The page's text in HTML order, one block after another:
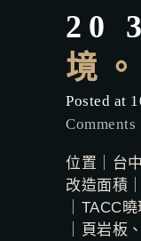
20
境
Posted at
Comments
位置｜台
改造面積
｜TACC
｜頁岩板